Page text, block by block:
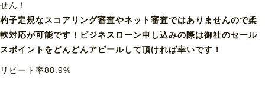
せん！
杓子定規なスコアリング審査やネット審査ではありませんので柔
軟対応が可能です！ビジネスローン申し込みの際は御社のセール
スポイントをどんどんアピールして頂ければ幸いです！
リピート率88.9%